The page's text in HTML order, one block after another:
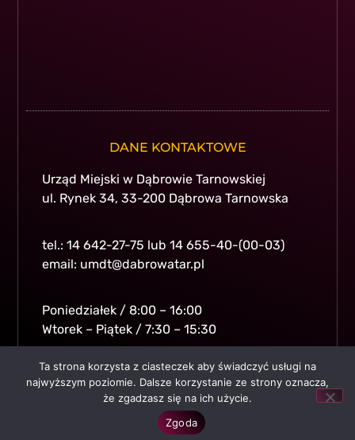
DANE KONTAKTOWE
Urząd Miejski w Dąbrowie Tarnowskiej
ul. Rynek 34, 33-200 Dąbrowa Tarnowska
tel.: 14 642-27-75 lub 14 655-40-(00-03)
email: umdt@dabrowatar.pl
Poniedziałek / 8:00 – 16:00
Wtorek – Piątek / 7:30 – 15:30
© All rights reserved.Gmina i Miasto Dabrowa Tarnowska
Wykonanie i opieka techniczna:
Ta strona korzysta z ciasteczek aby świadczyć usługi na
najwyższym poziomie. Dalsze korzystanie ze strony oznacza,
że zgadzasz się na ich użycie.
Zgoda